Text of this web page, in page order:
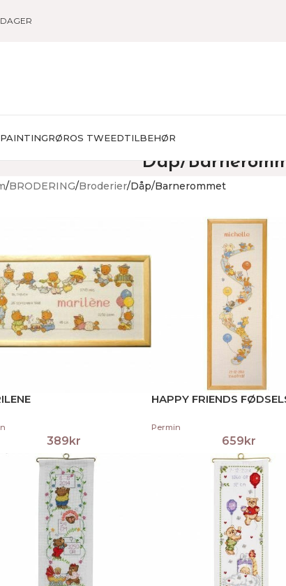
RØROS TWEEDTILBEHØR
Dåp/
BRODERING Broderier Dåp/Barnerommet
389 kr
HAPPY FRIENDS
Permin
659 kr